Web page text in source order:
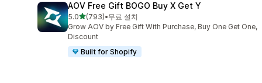
AOV Free Gift BOGO Buy X Get Y
5.0별 5개 중
(793)
총 리뷰 793개
•무료 설치
Grow AOV by Free Gift With Purchase, Buy One Get One,
Discount
Built for Shopify